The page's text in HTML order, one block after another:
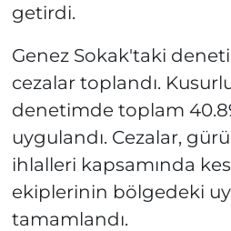
getirdi.
Genez Sokak'taki
cezalar toplandı.
denetimde toplam
uygulandı. Cezalar,
ihlalleri kapsamında
ekiplerinin bölgedeki
tamamlandı.